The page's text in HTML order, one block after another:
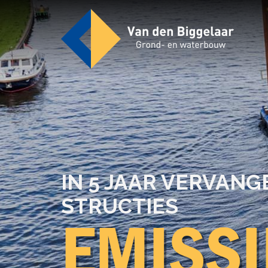
Expertises
IN 5 JAAR
STRUC­TIES